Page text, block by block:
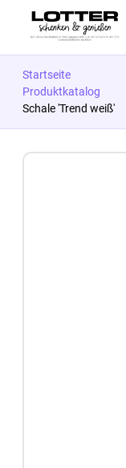
Startseite
Produktkatalog
Schale 'Trend weiß'